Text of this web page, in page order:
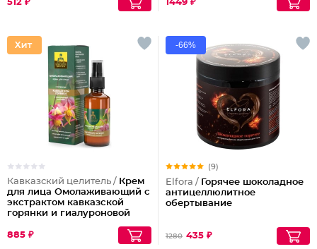
512 ₽ 1449 ₽
Кавказский целитель / Крем
для лица Омолаживающий с
экстрактом кавказской
горянки и гиалуроновой
885 ₽
-66%
(9)
Elfora / Горячее шоколадное
антицеллюлитное
обертывание
1280 435 ₽